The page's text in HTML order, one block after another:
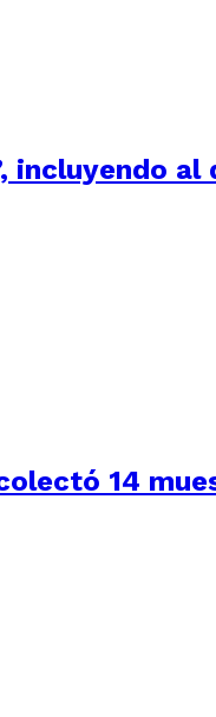
incluyendo
14